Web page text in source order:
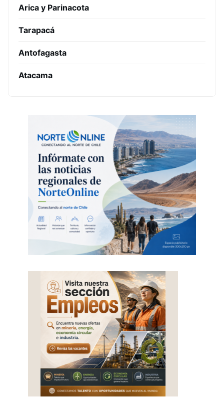
Arica y Parinacota
Tarapacá
Antofagasta
Atacama